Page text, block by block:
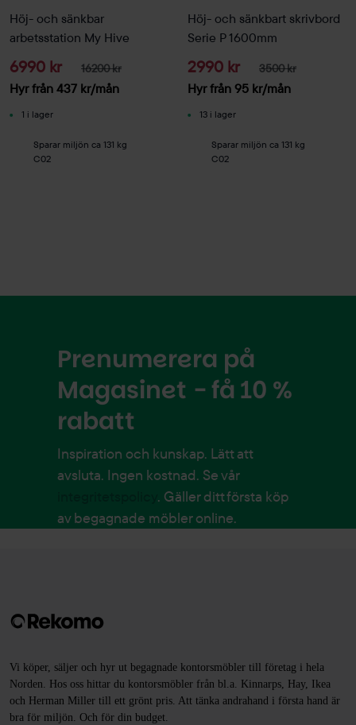
Höj- och sänkbar
arbetsstation My Hive
6990 kr 16200 kr
Hyr från 437 kr/mån
1 i lager
Sparar miljön ca 131 kg
C02
Höj- och sänkbart skrivbord
Serie P 1600mm
2990 kr 3500 kr
Hyr från 95 kr/mån
13 i lager
Sparar miljön ca 131 kg
C02
Prenumerera på
Magasinet - få 10 %
rabatt
Inspiration och kunskap. Lätt att
avsluta. Ingen kostnad. Se vår
. Gäller ditt första köp
av begagnade möbler online.
Vi köper, säljer och hyr ut begagnade kontorsmöbler till företag i hela
Norden. Hos oss hittar du kontorsmöbler från bl.a. Kinnarps, Hay, Ikea
och Herman Miller till ett grönt pris. Att tänka andrahand i första hand är
bra för miljön. Och för din budget.